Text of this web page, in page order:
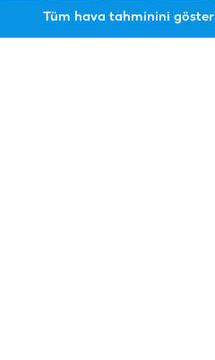
Tüm hava tahminini göster